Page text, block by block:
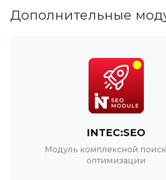
Дополнительные
INTEC:SEO
Модуль комплексной
оптимизации